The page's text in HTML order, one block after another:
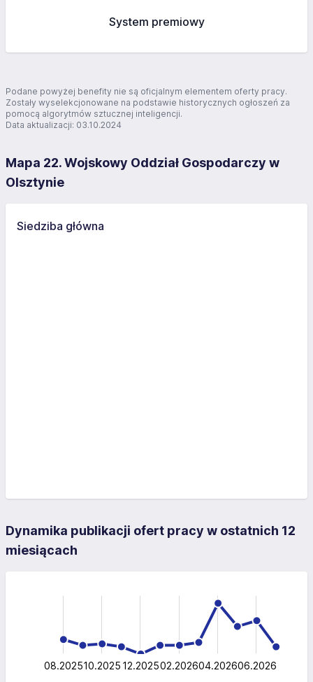
System premiowy
Podane powyżej benefity nie są oficjalnym elementem oferty pracy.
Zostały wyselekcjonowane na podstawie historycznych ogłoszeń za
pomocą algorytmów sztucznej inteligencji.
Data aktualizacji: 03.10.2024
Mapa 22. Wojskowy Oddział Gospodarczy w
Olsztynie
Siedziba główna
Dynamika publikacji ofert pracy w ostatnich 12
miesiącach
L
08.202510.2025 12.202502.202604.202606.2026